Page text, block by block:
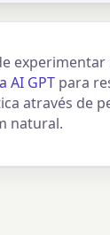
AI GPT para
através de
natural.